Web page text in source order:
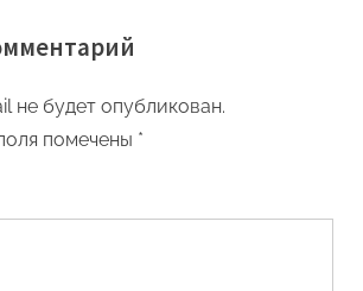
решеток
не будет опубликован.
помечены *